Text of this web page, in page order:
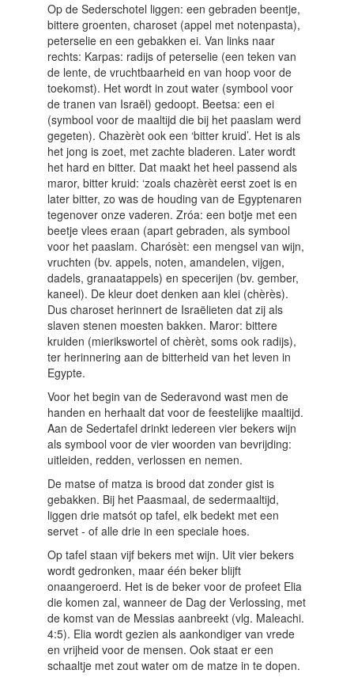
Op de Sederschotel liggen: een gebraden beentje,
bittere groenten, charoset (appel met notenpasta),
peterselie en een gebakken ei. Van links naar
rechts: Karpas: radijs of peterselie (een teken van
de lente, de vruchtbaarheid en van hoop voor de
toekomst). Het wordt in zout water (symbool voor
de tranen van Israël) gedoopt. Beetsa: een ei
(symbool voor de maaltijd die bij het paaslam werd
gegeten). Chazèrèt ook een ‘bitter kruid’. Het is als
het jong is zoet, met zachte bladeren. Later wordt
het hard en bitter. Dat maakt het heel passend als
maror, bitter kruid: ‘zoals chazèrèt eerst zoet is en
later bitter, zo was de houding van de Egyptenaren
tegenover onze vaderen. Zróa: een botje met een
beetje vlees eraan (apart gebraden, als symbool
voor het paaslam. Charósèt: een mengsel van wijn,
vruchten (bv. appels, noten, amandelen, vijgen,
dadels, granaatappels) en specerijen (bv. gember,
kaneel). De kleur doet denken aan klei (chèrès).
Dus charoset herinnert de Israëlieten dat zij als
slaven stenen moesten bakken. Maror: bittere
kruiden (mierikswortel of chèrèt, soms ook radijs),
ter herinnering aan de bitterheid van het leven in
Egypte.
Voor het begin van de Sederavond wast men de
handen en herhaalt dat voor de feestelijke maaltijd.
Aan de Sedertafel drinkt iedereen vier bekers wijn
als symbool voor de vier woorden van bevrijding:
uitleiden, redden, verlossen en nemen.
De matse of matza is brood dat zonder gist is
gebakken. Bij het Paasmaal, de sedermaaltijd,
liggen drie matsót op tafel, elk bedekt met een
servet - of alle drie in een speciale hoes.
Op tafel staan vijf bekers met wijn. Uit vier bekers
wordt gedronken, maar één beker blijft
onaangeroerd. Het is de beker voor de profeet Elia
die komen zal, wanneer de Dag der Verlossing, met
de komst van de Messias aanbreekt (vlg. Maleachi.
4:5). Elia wordt gezien als aankondiger van vrede
en vrijheid voor de mensen. Ook staat er een
schaaltje met zout water om de matze in te dopen.